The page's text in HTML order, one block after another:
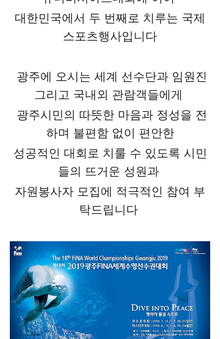
대한민국에서 두 번째로 치루는 국제
스포츠행사입니다
광주에 오시는 세계 선수단과 임원진
그리고 국내외 관람객들에게
광주시민의 따뜻한 마음과 정성을 전
하며 불편함 없이 편안한
성공적인 대회로 치룰 수 있도록 시민
들의 뜨거운 성원과
자원봉사자 모집에 적극적인 참여 부
탁드립니다